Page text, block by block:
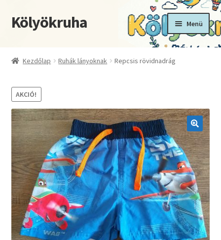
Ugrás
a
Kilépés
a
Kölyökruha Menü
Kosár
Pénztár
Termékek
Kezdőlap Ruhák lányoknak Repcsis rövidnadrág
AKCIÓ!
🔍